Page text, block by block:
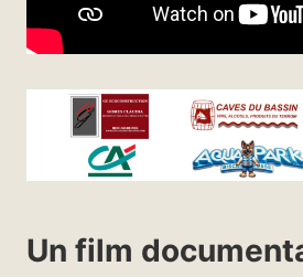
Un film